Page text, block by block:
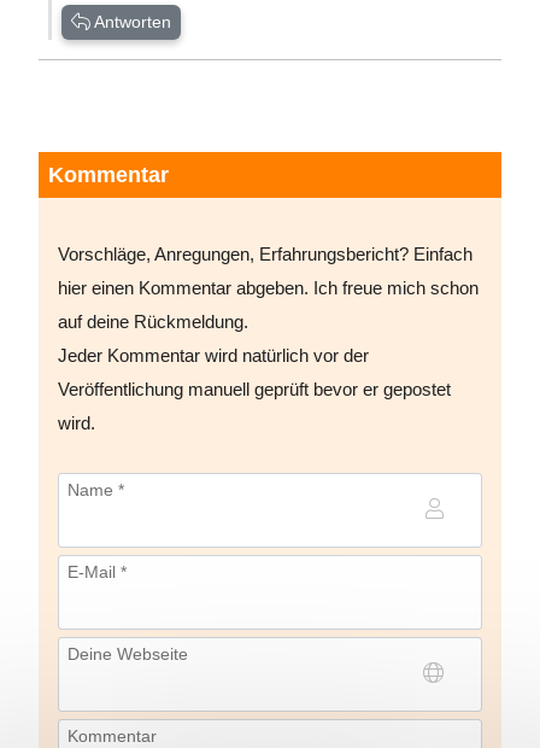
Antworten
Kommentar
Vorschläge, Anregungen, Erfahrungsbericht? Einfach
hier einen Kommentar abgeben. Ich freue mich schon
auf deine Rückmeldung.
Jeder Kommentar wird natürlich vor der
Veröffentlichung manuell geprüft bevor er gepostet
wird.
Name *
E-Mail *
Deine Webseite
Kommentar